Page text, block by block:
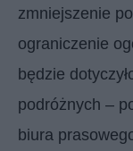
zmniejszenie
ograniczenie
będzie
podróżnych –
biura